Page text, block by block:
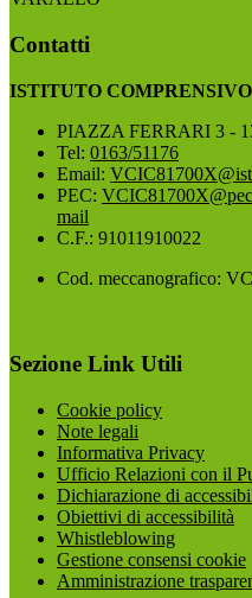
Contatti
ISTITUTO
PIAZZA FERRARI 3 -
Tel: 0163/51176
Email:
PEC:
mail
C.F.: 91011910022
Cod. meccanografico:
Sezione Link Utili
Cookie policy
Note legali
Informativa Privacy
Ufficio Relazioni con il
Dichiarazione di
Obiettivi di accessibilità
Whistleblowing
Gestione consensi cookie
Amministrazione